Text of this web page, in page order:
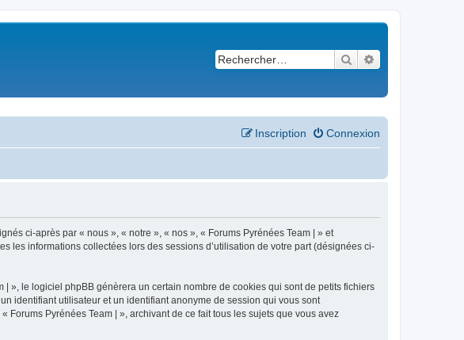
Rechercher
Connexion
Inscription
ci-après par « nous », « notre », « nos », « Forums Pyrénées Team | » et
les informations collectées lors des sessions d’utilisation de votre part (désignées ci-
», le logiciel phpBB génèrera un certain nombre de cookies qui sont de petits fichiers
identifiant utilisateur et un identifiant anonyme de session qui vous sont
Pyrénées Team | », archivant de ce fait tous les sujets que vous avez